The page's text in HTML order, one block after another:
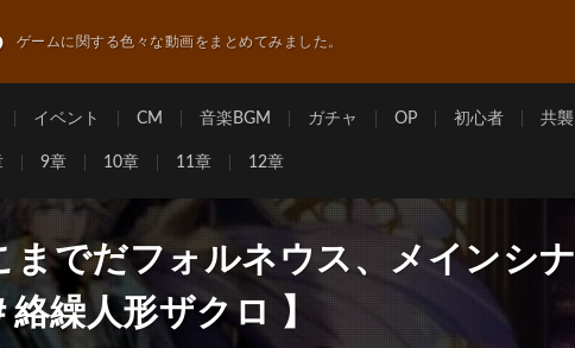
ゲームに関する色々な動画をまとめてみました。
イベント CM 音楽BGM ガチャ OP 初心者 共襲
9章 10章 11章 12章
までだフォルネウス、メインシナ
繰人形ザクロ 】